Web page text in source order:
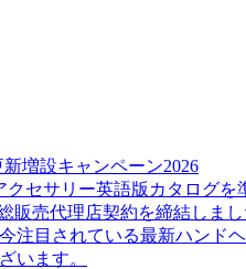
増設キャンペーン2026
セサリー英語版カタログを
販売代理店契約を締結しま
注目されている最新ハンド
います。